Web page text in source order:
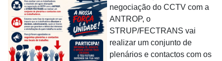
negociação do CCTV com a
ANTROP, o
STRUP/FECTRANS vai
realizar um conjunto de
plenários e contactos com os
todos os dias, enfrentam com
sucesso os desafios
operacionais de manutenção
inerentes a uma frota tão
envelhecida.
Call Centers